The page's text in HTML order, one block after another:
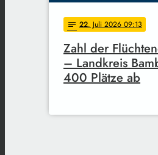
notes 22. Juli 2026 09:13
Zahl der
– Landkreis
400 Plätze ab